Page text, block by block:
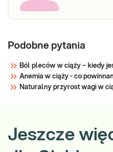
Podobne pytania
Ból pleców w ciąży – kiedy
Anemia w ciąży - co
Naturalny przyrost wagi w
Jeszcze